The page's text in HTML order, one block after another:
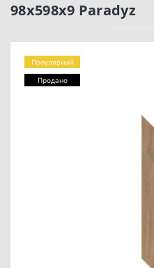
98x598x9 Paradyz
Популярний
Продано